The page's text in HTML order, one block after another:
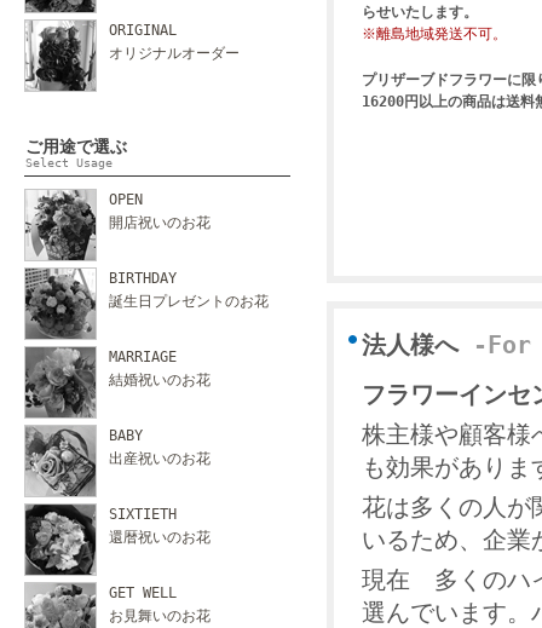
ORIGINAL
オリジナルオーダー
ご用途で選ぶ
Select Usage
OPEN
開店祝いのお花
BIRTHDAY
誕生日プレゼントのお花
MARRIAGE
結婚祝いのお花
BABY
出産祝いのお花
SIXTIETH
還暦祝いのお花
GET WELL
お見舞いのお花
らせいたします。
※離島地域発送不可。
プリザーブドフラワーに限
16200円以上の商品は送料
法人様へ
-For
フラワーインセ
株主様や顧客様
も効果がありま
花は多くの人が
いるため、企業
現在 多くのハ
選んでいます